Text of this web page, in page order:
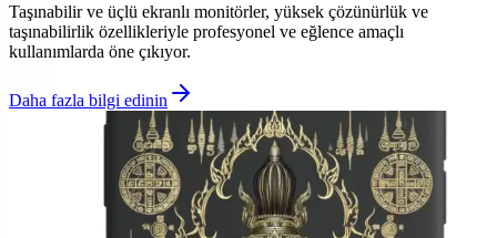
Taşınabilir ve üçlü ekranlı monitörler, yüksek çözünürlük ve
taşınabilirlik özellikleriyle profesyonel ve eğlence amaçlı
kullanımlarda öne çıkıyor.
Daha fazla bilgi edinin